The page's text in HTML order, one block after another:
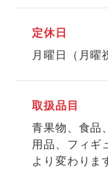
定休日
月曜日（月曜
取扱品目
青果物、食品
用品、フィギ
より変わりま